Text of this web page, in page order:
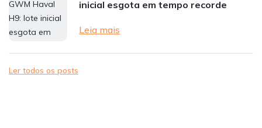
inicial esgota em tempo recorde
Leia mais
Ler todos os posts